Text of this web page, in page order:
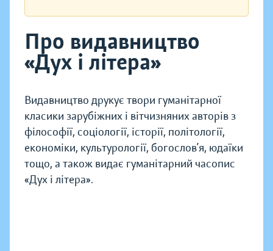
Про видавництво
«Дух і літера»
Видавництво друкує твори гуманітарної
класики зарубіжних і вітчизняних авторів з
філософії, соціології, історії, політології,
економіки, культурології, богослов’я, юдаїки
тощо, а також видає гуманітарний часопис
«Дух і літера».